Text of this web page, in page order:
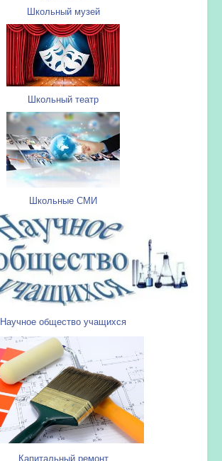
Школьный музей
Школьный театр
Школьные СМИ
Научное общество учащихся
Капитальный ремонт